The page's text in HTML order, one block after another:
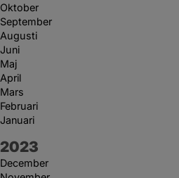
Oktober
September
Augusti
Juni
Maj
April
Mars
Februari
Januari
År:
2023
December